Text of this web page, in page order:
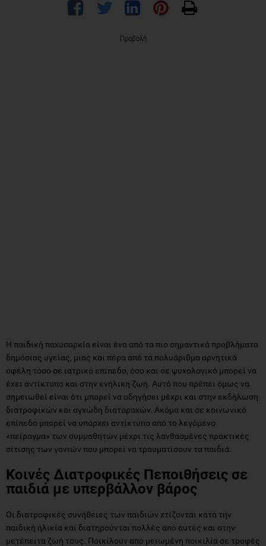
Προβολή
Η παιδική παχυσαρκία είναι ένα από τα πιο σημαντικά προβλήματα
δημόσιας υγείας, μιας και πέρα από τα πολυάριθμα αρνητικά
οφέλη τόσο σε ιατρικό επίπεδο, όσο και σε ψυχολογικό μπορεί να
έχει αντίκτυπο και στην ενήλικη ζωή. Αυτό που πρέπει όμως να
σημειωθεί είναι ότι μπορεί να οδηγήσει μέχρι και στην εκδήλωση
διατροφικών και αγχώδη διαταραχών. Ακόμα και σε κοινωνικό
επίπεδο μπορεί να υπάρχει αντίκτυπο από το λεγόμενο
«πείραγμα» των συμμαθητών μέχρι τις λανθασμένες πρακτικές
σίτισης των γονιών που μπορεί να τραυματίσουν τα παιδιά.
Κοινές Διατροφικές Πεποιθήσεις σε
παιδιά με υπερβάλλον βάρος
Οι διατροφικές συνήθειες των παιδιών χτίζονται κατά την
παιδική ηλικία και διατηρούνται πολλές από αυτές και στην
μετέπειτα ζωή τους. Ποικίλουν από μειωμένη ποικιλία σε τροφές